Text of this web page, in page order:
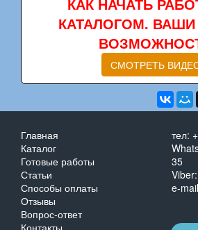
КАК НАЧАТЬ
КАТАЛОГОМ.
СМОТРЕТЬ
Главная
Каталог
Готовые работы
Статьи
Способы оплаты
Отзывы
Вопрос-ответ
тел:
35
e-